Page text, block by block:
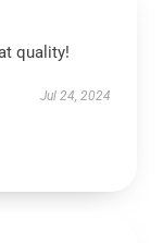
quality!
Jul 24, 2024